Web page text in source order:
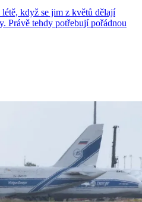
když se jim z květů dělají
Právě tehdy potřebují pořádnou